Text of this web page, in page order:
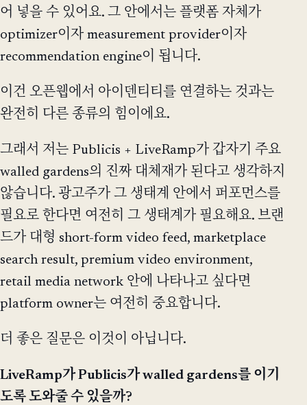
어 넣을 수 있어요. 그 안에서는 플랫폼 자체가
optimizer이자 measurement provider이자
recommendation engine이 됩니다.
이건 오픈웹에서 아이덴티티를 연결하는 것과는
완전히 다른 종류의 힘이에요.
그래서 저는 Publicis + LiveRamp가 갑자기 주요
walled gardens의 진짜 대체재가 된다고 생각하지
않습니다. 광고주가 그 생태계 안에서 퍼포먼스를
필요로 한다면 여전히 그 생태계가 필요해요. 브랜
드가 대형 short-form video feed, marketplace
search result, premium video environment,
retail media network 안에 나타나고 싶다면
platform owner는 여전히 중요합니다.
더 좋은 질문은 이것이 아닙니다.
LiveRamp가 Publicis가 walled gardens를 이기
도록 도와줄 수 있을까?